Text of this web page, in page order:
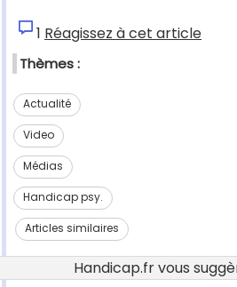
1 Réagissez à cet article
Thèmes :
Actualité
Video
Médias
Handicap psy.
Articles similaires
Handicap.fr vous